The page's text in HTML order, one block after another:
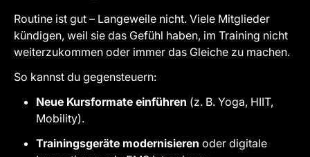
Routine ist gut – Langeweile nicht. Viele Mitglieder
kündigen, weil sie das Gefühl haben, im Training nicht
weiterzukommen oder immer das Gleiche zu machen.
So kannst du gegensteuern:
Neue Kursformate einführen (z. B. Yoga, HIIT,
Mobility).
Trainingsgeräte modernisieren oder digitale